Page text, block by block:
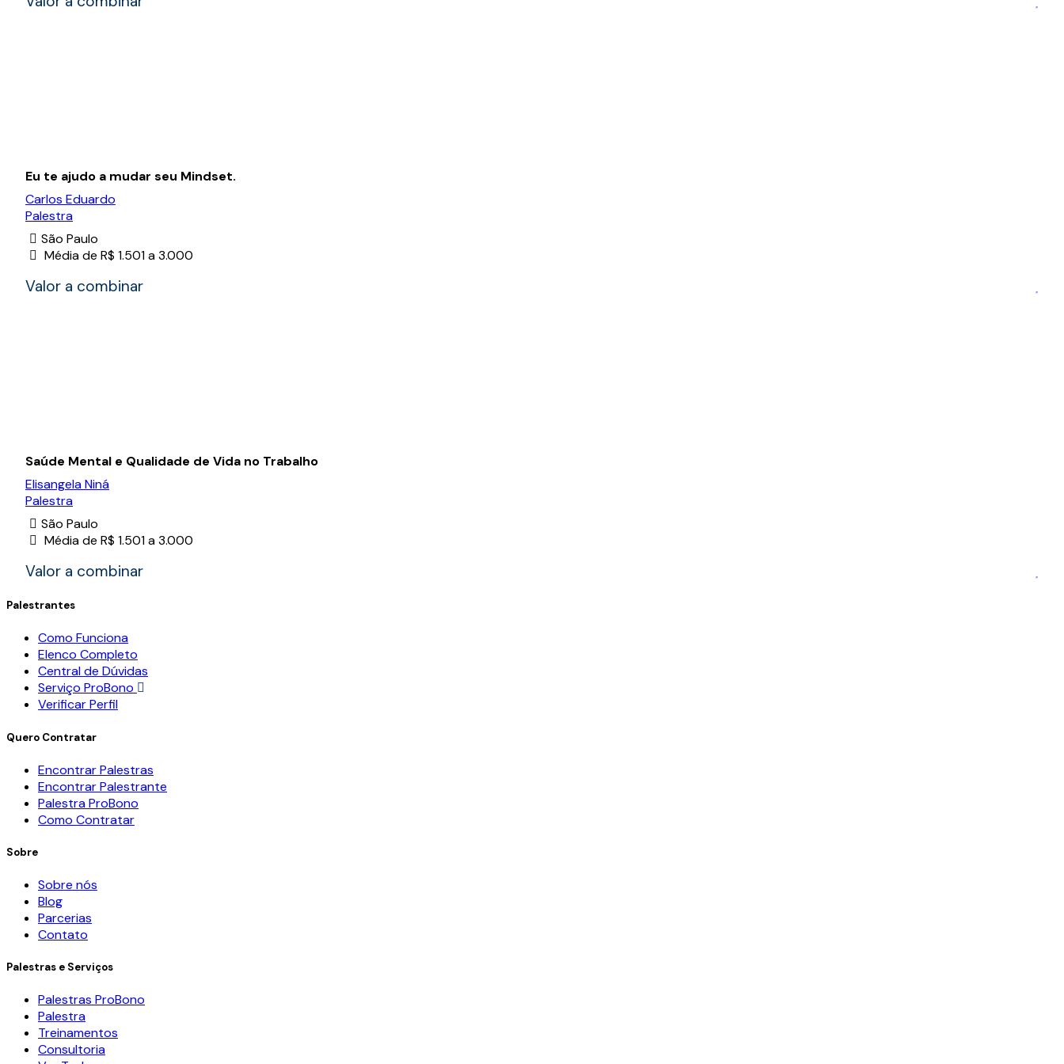
Eu te ajudo a mudar seu Mindset.
Carlos Eduardo
Palestra
São Paulo
Média de R$ 1.501 a 3.000
Valor a combinar
Saúde Mental e Qualidade de Vida no Trabalho
Elisangela Niná
Palestra
São Paulo
Média de R$ 1.501 a 3.000
Valor a combinar
Palestrantes
Como Funciona
Elenco Completo
Central de Dúvidas
Serviço ProBono
Verificar Perfil
Quero Contratar
Encontrar Palestras
Encontrar Palestrante
Palestra ProBono
Como Contratar
Sobre
Sobre nós
Blog
Parcerias
Contato
Palestras e Serviços
Palestras ProBono
Palestra
Treinamentos
Consultoria